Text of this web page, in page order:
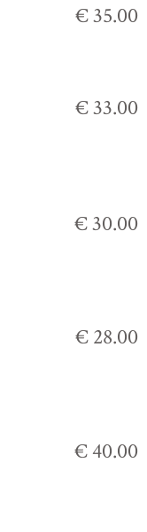
€ 35.00
€ 33.00
€ 30.00
€ 28.00
€ 40.00